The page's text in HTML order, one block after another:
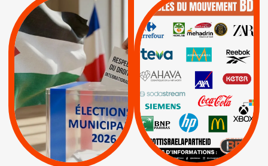
MUNICIPALES 2026 :
JE VOTE POUR LE
RESPECT DU DROIT
INTERNATIONAL EN
PALESTINE
APPELS | Actus |
Espaces Sans
Apartheid
| Lettres d'interpellation
QUE BOYCOTTER ?
BOYCOTT /
AXA BNP | CAF |
Carrefour | HP |
Keter |
Livres et brochures |
Mehadrin | PUMA
Sodastream |
Visuels, tracts,
affiches,...